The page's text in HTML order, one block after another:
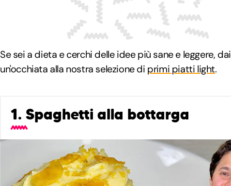
Se sei a dieta e cerchi delle idee più sane e leggere, dai
un'occhiata alla nostra selezione di primi piatti light.
1. Spaghetti alla bottarga